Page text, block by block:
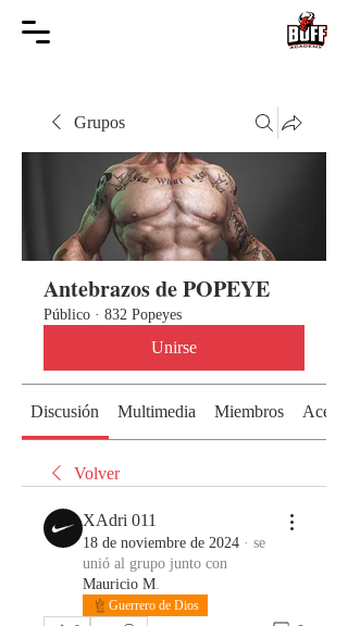
Grupos
Antebrazos de POPEYE
Público · 832 Popeyes
Unirse
Discusión Multimedia Miembros Acerca
Volver
XAdri 011
18 de noviembre de 2024 · se
unió al grupo junto con
Mauricio M.
Guerrero de Dios